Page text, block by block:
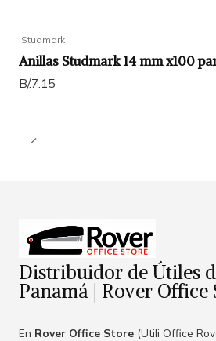
|Studmark
Anillas Studmark 14 mm x100
B/.7.15
Distribuidor de Útiles
Panamá | Rover Office
En Rover Office Store (Utili Office